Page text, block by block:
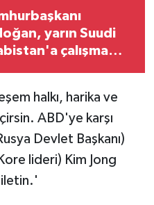
yarın Suudi
çalışma
halkı, harika ve
ABD'ye karşı
Devlet Başkanı)
lideri) Kim Jong
iletin.'